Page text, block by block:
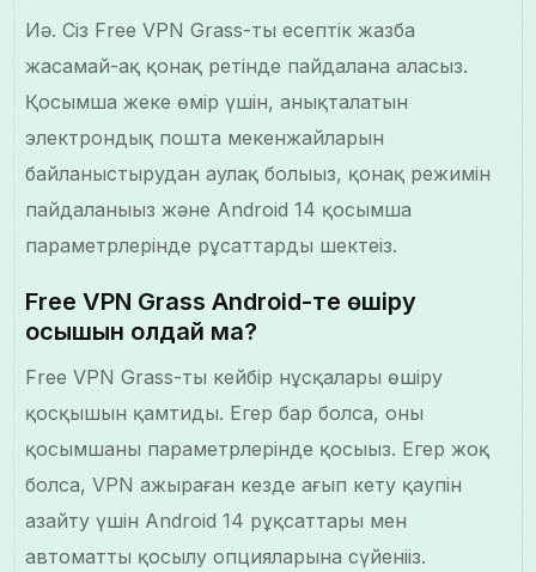
Иә. Сіз Free VPN Grass-ты есептік жазба
жасамай-ақ қонақ ретінде пайдалана аласыз.
Қосымша жеке өмір үшін, анықталатын
электрондық пошта мекенжайларын
байланыстырудан аулақ болыңыз, қонақ режимін
пайдаланыңыз және Android 14 қосымша
параметрлерінде рұсаттарды шектеңіз.
Free VPN Grass Android-те өшіру
қосқышын қолдай ма?
Free VPN Grass-тың кейбір нұсқалары өшіру
қосқышын қамтиды. Егер бар болса, оны
қосымшаның параметрлерінде қосыңыз. Егер жоқ
болса, VPN ажыраған кезде ағып кету қаупін
азайту үшін Android 14 рұқсаттары мен
автоматты қосылу опцияларына сүйеніңіз.